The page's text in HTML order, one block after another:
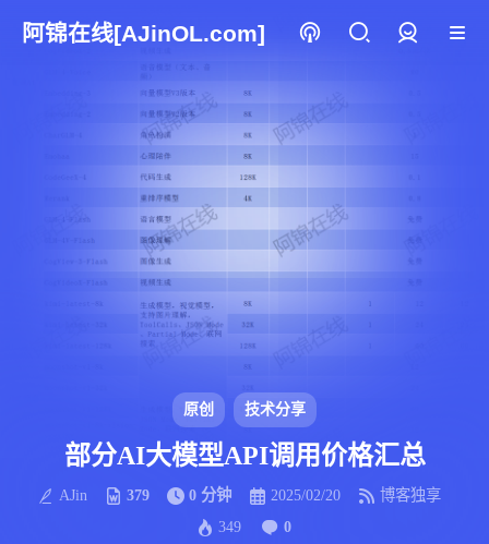
阿锦在线[AJinOL.com]
原创 技术分享
部分AI大模型API调用价格汇总
AJin 379 0 分钟 2025/02/20
博客独享
349
0